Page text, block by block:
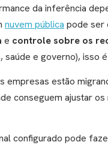
da inferência
nuvem pública pode ser
e controle sobre os
saúde e governo), isso
empresas estão
conseguem ajustar
configurado pode